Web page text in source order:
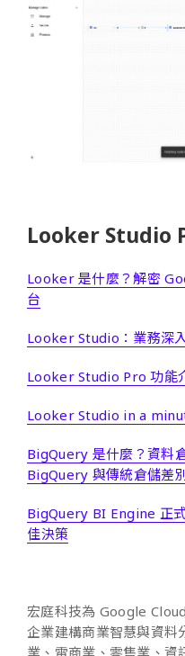
Looker Studio
Looker 是什麼？解密
台
Looker Studio：業務深
Looker Studio Pro 功能
Looker Studio in a
BigQuery 是什麼？資料
BigQuery 與傳統倉儲差
BigQuery BI Engine 正
佳決策
宏庭科技為 Google
企業建構商業智慧與資料